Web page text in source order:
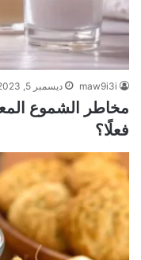
maw9i3i ديسمبر 5, 2023
مخاطر الشموع
فعلًا؟